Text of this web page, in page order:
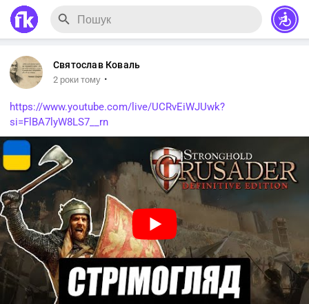
Святослав Коваль
2 роки тому ·
https://www.youtube.com/live/UCRvEiWJUwk?
si=FlBA7lyW8LS7__rn